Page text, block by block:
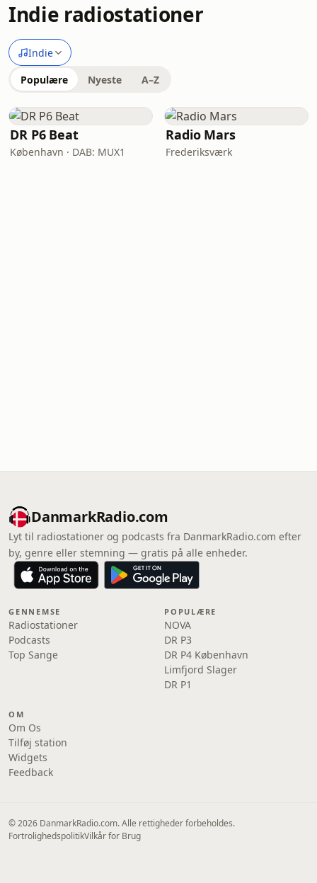
Indie radiostationer
Indie
Populære Nyeste A–Z
DR P6 Beat
København · DAB: MUX1
Radio Mars
Frederiksværk
DanmarkRadio.com
Lyt til radiostationer og podcasts fra DanmarkRadio.com efter
by, genre eller stemning — gratis på alle enheder.
GENNEMSE
Radiostationer
Podcasts
Top Sange
POPULÆRE
NOVA
DR P3
DR P4 København
Limfjord Slager
DR P1
OM
Om Os
Tilføj station
Widgets
Feedback
© 2026 DanmarkRadio.com. Alle rettigheder forbeholdes.
FortrolighedspolitikVilkår for Brug